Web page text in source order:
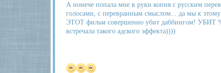
А нонече попала мне в руки копия с русским
голосами, с перевранным смыслом... да мы к
ЭТОТ фильм совершенно убит даббингом! УБИТ
встречала такого адского эффекта))))